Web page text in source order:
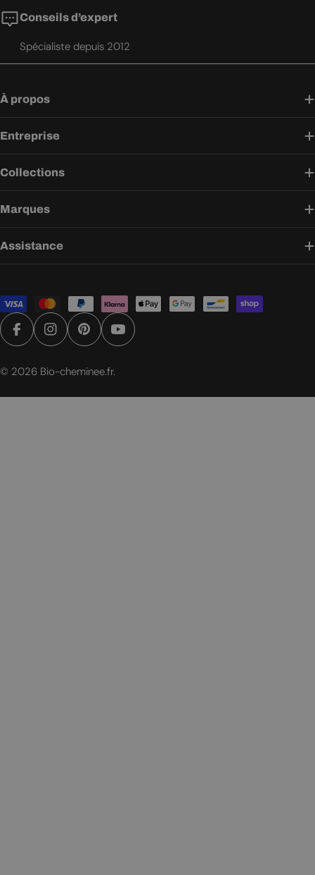
Conseils d’expert
Spécialiste depuis 2012
À propos
Entreprise
Collections
Marques
Assistance
Modes
de
paiement
FacebookInstagramPinterestYouTube
© 2026 Bio-cheminee.fr.